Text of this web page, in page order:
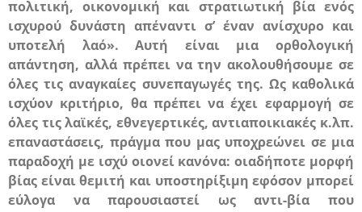
πολιτική, οικονομική και στρατιωτική βία ενός
ισχυρού δυνάστη απέναντι σ’ έναν ανίσχυρο και
υποτελή λαό». Αυτή είναιμια ορθολογική
απάντηση, αλλά πρέπει να την ακολουθήσουμε σε
όλες τις αναγκαίες συνεπαγωγές της. Ως καθολικά
ισχύον κριτήριο, θα πρέπει να έχει εφαρμογή σε
όλες τις λαϊκές, εθνεγερτικές, αντιαποικιακές κ.λπ.
επαναστάσεις, πράγμα που μας υποχρεώνει σε μια
παραδοχή με ισχύ οιονεί κανόνα:οιαδήποτε μορφή
βίας είναι θεμιτή και υποστηρίξιμη εφόσον μπορεί
εύλογα να παρουσιαστεί ως αντι-βία που